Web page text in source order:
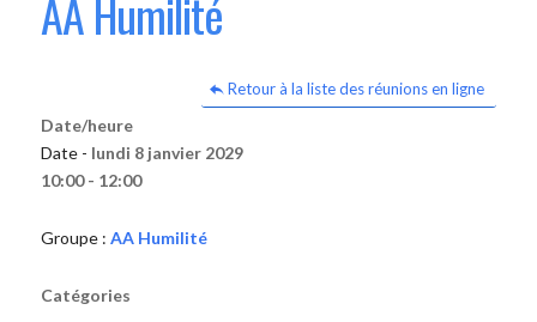
AA Humilité
Retour à la liste des réunions en ligne
Date/heure
Date - lundi 8 janvier 2029
10:00 - 12:00
Groupe : AA Humilité
Catégories